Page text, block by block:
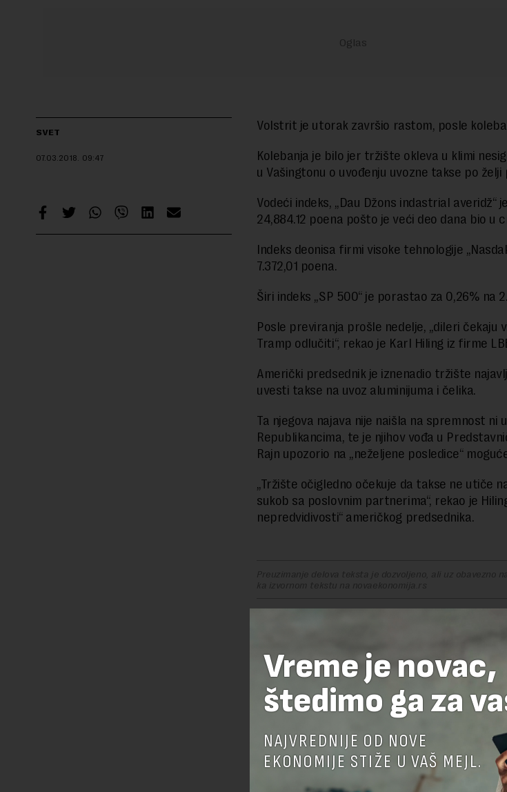
SVET
07.03.2018. 09:47
Volstrit je utorak završio rastom, posle
Kolebanja je bilo jer tržište okleva u klimi
u Vašingtonu o uvođenju uvozne takse po
Vodeći indeks, „Dau Džons indastrial averidž“
24,884.12 poena pošto je veći deo dana bio u
Indeks deonisa firmi visoke tehnologije
7.372,01 poena.
Širi indeks „SP 500“ je porastao za 0,26% na
Posle previranja prošle nedelje, „dileri čekaju
Tramp odlučiti“, rekao je Karl Hiling iz firme
Američki predsednik je iznenadio tržište
uvesti takse na uvoz aluminijuma i čelika.
Ta njegova najava nije naišla na spremnost ni
Republikancima, te je njihov vođa u
Rajn upozorio na „neželjene posledice“
„Tržište očigledno očekuje da takse ne utiče
sukob sa poslovnim partnerima“, rekao je
nepredvidivosti“ američkog predsednika.
Preuzimanje delova teksta je dozvoljeno, ali uz obavezno
ka izvornom tekstu na novaekonomija.rs
OSTAVITE ODGOVOR
Vreme je novac,
štedimo ga za
NAJVREDNIJE OD NOVE
EKONOMIJE STIŽE U VAŠ MEJL.